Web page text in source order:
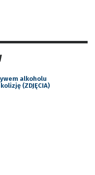
alkoholu
(ZDJĘCIA)